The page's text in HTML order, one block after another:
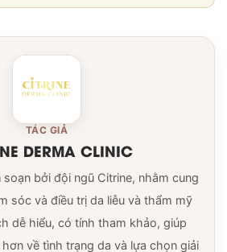
TÁC GIẢ
DERMA CLINIC
bởi đội ngũ Citrine, nhằm cung
sóc và điều trị da liễu và thẩm mỹ
dễ hiểu, có tính tham khảo, giúp
về tình trạng da và lựa chọn giải